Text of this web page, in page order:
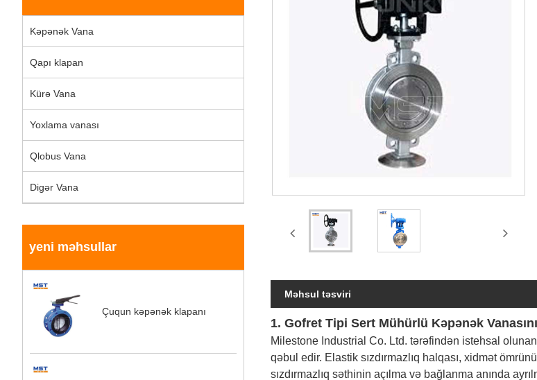
Kəpənək Vana
Qapı klapan
Kürə Vana
Yoxlama vanası
Qlobus Vana
Digər Vana
yeni məhsullar
Çuqun kəpənək klapanı
Məhsul təsviri
1. Gofret Tipi Sert Mühürlü Kəpənək
Milestone Industrial Co. Ltd. tərəfindən istehsal
qəbul edir. Elastik sızdırmazlıq halqası, xidmət
sızdırmazlıq səthinin açılma və bağlanma anında